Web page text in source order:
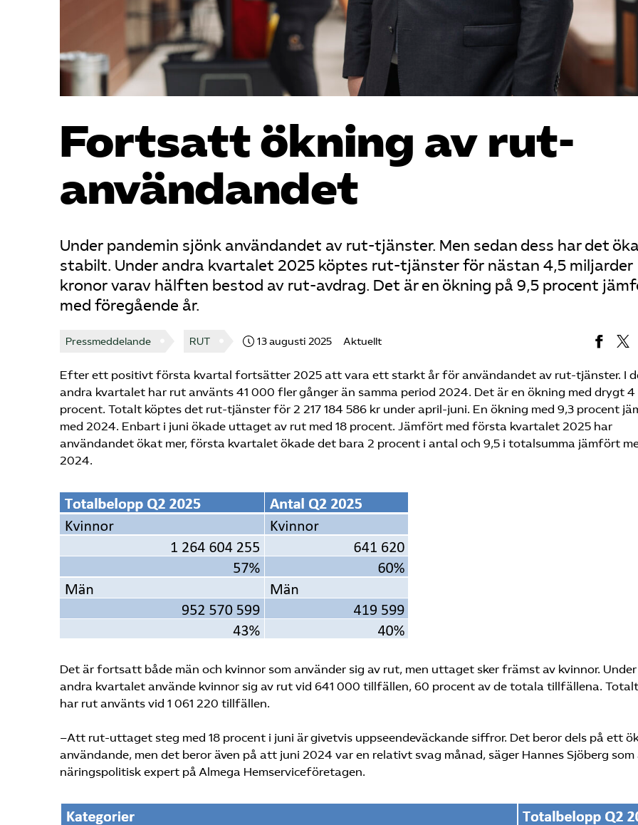
Fortsatt ökning av rut-
användandet
Under pandemin sjönk användandet av rut-tjänster. Men sedan dess har det
stabilt. Under andra kvartalet 2025 köptes rut-tjänster för nästan 4,5 miljarder
kronor varav hälften bestod av rut-avdrag. Det är en ökning på 9,5 procent
med föregående år.
Pressmeddelande RUT 13 augusti 2025 Aktuellt
Efter ett positivt första kvartal fortsätter 2025 att vara ett starkt år för användandet av rut-tjänster. I
andra kvartalet har rut använts 41 000 fler gånger än samma period 2024. Det är en ökning med drygt 4
procent. Totalt köptes det rut-tjänster för 2 217 184 586 kr under april-juni. En ökning med 9,3 procent
med 2024. Enbart i juni ökade uttaget av rut med 18 procent. Jämfört med första kvartalet 2025 har
användandet ökat mer, första kvartalet ökade det bara 2 procent i antal och 9,5 i totalsumma jämfört
2024.
Det är fortsatt både män och kvinnor som använder sig av rut, men uttaget sker främst av kvinnor. Under
andra kvartalet använde kvinnor sig av rut vid 641 000 tillfällen, 60 procent av de totala tillfällena.
har rut använts vid 1 061 220 tillfällen.
–Att rut-uttaget steg med 18 procent i juni är givetvis uppseendeväckande siffror. Det beror dels på ett
användande, men det beror även på att juni 2024 var en relativt svag månad, säger Hannes Sjöberg som
näringspolitisk expert på Almega Hemserviceföretagen.